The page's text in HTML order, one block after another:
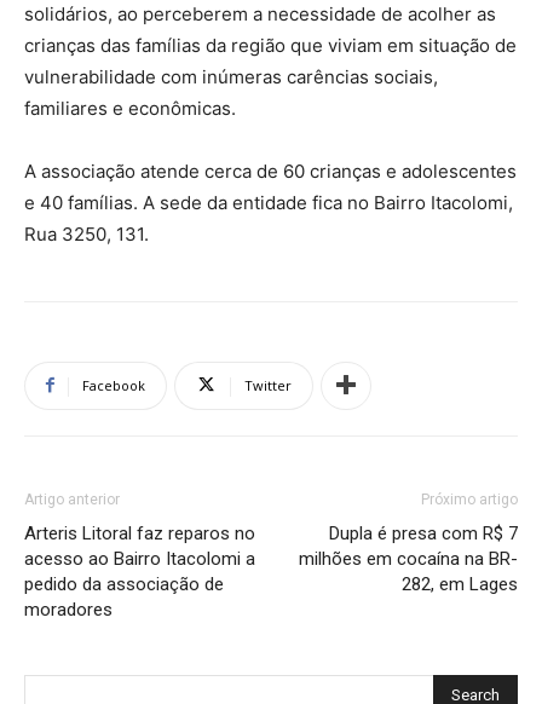
solidários, ao perceberem a necessidade de acolher as
crianças das famílias da região que viviam em situação de
vulnerabilidade com inúmeras carências sociais,
familiares e econômicas.
A associação atende cerca de 60 crianças e adolescentes
e 40 famílias. A sede da entidade fica no Bairro Itacolomi,
Rua 3250, 131.
Facebook Twitter
Artigo anterior
Arteris Litoral faz reparos no
acesso ao Bairro Itacolomi a
pedido da associação de
moradores
Próximo artigo
Dupla é presa com R$ 7
milhões em cocaína na BR-
282, em Lages